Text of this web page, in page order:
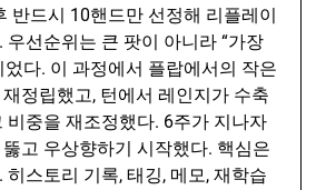
반드시 10핸드만 선정해 리플레이
우선순위는 큰 팟이 아니라 “가장
었다. 이 과정에서 플랍에서의 작은
정립했고, 턴에서 레인지가 수축
비중을 재조정했다. 6주가 지나자
고 우상향하기 시작했다. 핵심은
히스토리 기록, 태깅, 메모, 재학습